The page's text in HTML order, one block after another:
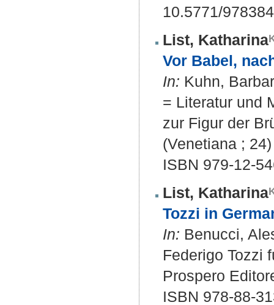
10.5771/
List, Katharina
Vor Babel,
In: Kuhn,
= Literatur und
zur Figur der
(Venetiana ; 24)
ISBN 979-12-
List, Katharina
Tozzi in
In: Benucci,
Federigo Tozzi
Prospero
ISBN 978-88-